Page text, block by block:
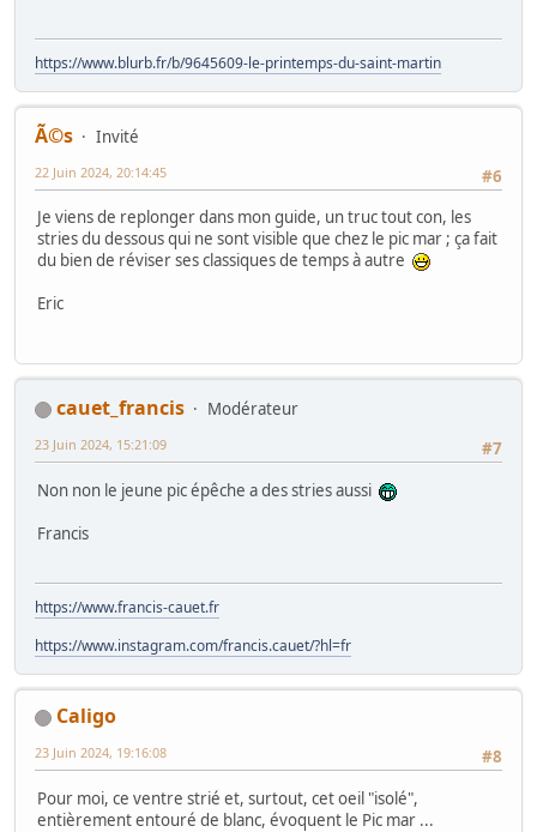
https://www.blurb.fr/b/9645609-le-printemps-du-saint-martin
Ã©s
Invité
#6
22 Juin 2024, 20:14:45
Je viens de replonger dans mon guide, un truc tout con, les
stries du dessous qui ne sont visible que chez le pic mar ; ça fait
du bien de réviser ses classiques de temps à autre
Eric
cauet_francis
Modérateur
#7
23 Juin 2024, 15:21:09
Non non le jeune pic épêche a des stries aussi
Francis
https://www.francis-cauet.fr
https://www.instagram.com/francis.cauet/?hl=fr
Caligo
#8
23 Juin 2024, 19:16:08
Pour moi, ce ventre strié et, surtout, cet oeil "isolé",
entièrement entouré de blanc, évoquent le Pic mar ...